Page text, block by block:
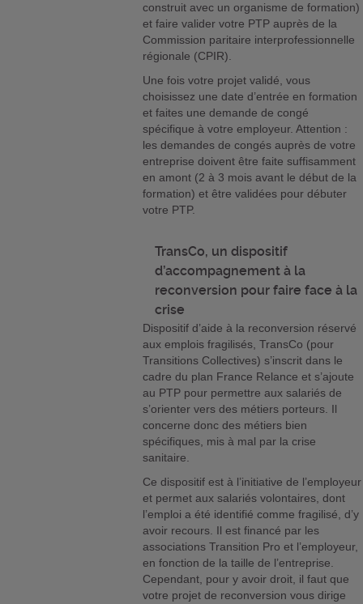
construit avec un organisme de formation)
et faire valider votre PTP auprès de la
Commission paritaire interprofessionnelle
régionale (CPIR).
Une fois votre projet validé, vous
choisissez une date d’entrée en formation
et faites une demande de congé
spécifique à votre employeur. Attention :
les demandes de congés auprès de votre
entreprise doivent être faite suffisamment
en amont (2 à 3 mois avant le début de la
formation) et être validées pour débuter
votre PTP.
TransCo, un dispositif
d’accompagnement à la
reconversion pour faire face à la
crise
Dispositif d’aide à la reconversion réservé
aux emplois fragilisés, TransCo (pour
Transitions Collectives) s’inscrit dans le
cadre du plan France Relance et s’ajoute
au PTP pour permettre aux salariés de
s’orienter vers des métiers porteurs. Il
concerne donc des métiers bien
spécifiques, mis à mal par la crise
sanitaire.
Ce dispositif est à l’initiative de l’employeur
et permet aux salariés volontaires, dont
l’emploi a été identifié comme fragilisé, d’y
avoir recours. Il est financé par les
associations Transition Pro et l’employeur,
en fonction de la taille de l’entreprise.
Cependant, pour y avoir droit, il faut que
votre projet de reconversion vous dirige